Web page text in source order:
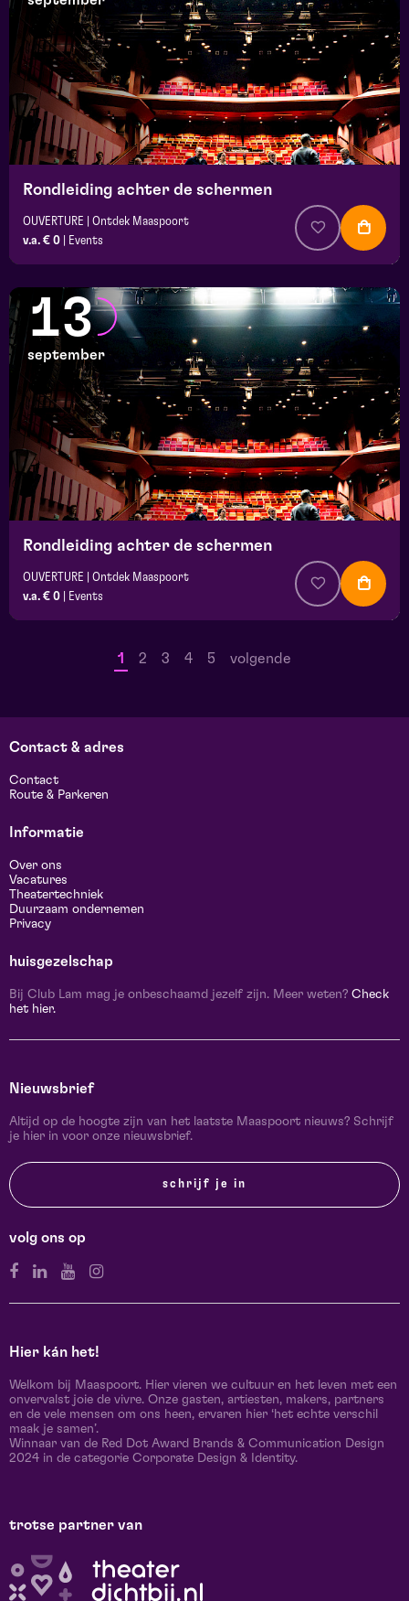
Rondleiding achter de schermen
OUVERTURE | Ontdek Maaspoort
v.a. € 0
Events
13
september
Rondleiding achter de schermen
OUVERTURE | Ontdek Maaspoort
v.a. € 0
Events
1 2 3 4 5 volgende
Contact & adres
Contact
Route & Parkeren
Informatie
Over ons
Vacatures
Theatertechniek
Duurzaam ondernemen
Privacy
huisgezelschap
Bij Club Lam mag je onbeschaamd jezelf zijn. Meer weten? Check
het hier.
Nieuwsbrief
Altijd op de hoogte zijn van het laatste Maaspoort nieuws? Schrijf
je hier in voor onze nieuwsbrief.
schrijf je in
volg ons op
Hier kán het!
Welkom bij Maaspoort. Hier vieren we cultuur en het leven met een
onvervalst joie de vivre. Onze gasten, artiesten, makers, partners
en de vele mensen om ons heen, ervaren hier ‘het echte verschil
maak je samen’.
Winnaar van de Red Dot Award Brands & Communication Design
2024 in de categorie Corporate Design & Identity.
trotse partner van